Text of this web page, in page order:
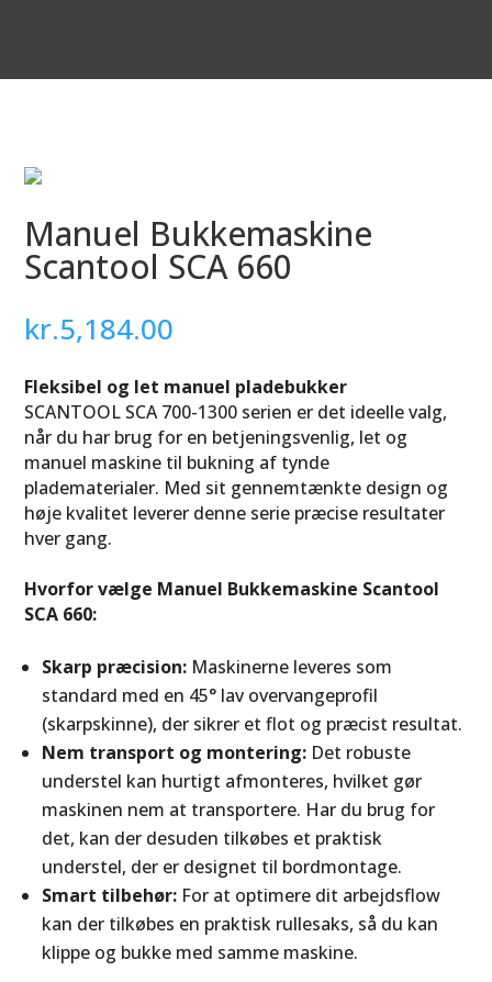
Manuel Bukkemaskine
Scantool SCA 660
kr.5,184.00
Fleksibel og let manuel pladebukker
SCANTOOL SCA 700-1300 serien er det ideelle valg,
når du har brug for en betjeningsvenlig, let og
manuel maskine til bukning af tynde
pladematerialer. Med sit gennemtænkte design og
høje kvalitet leverer denne serie præcise resultater
hver gang.
Hvorfor vælge Manuel Bukkemaskine Scantool
SCA 660:
Skarp præcision: Maskinerne leveres som
standard med en 45° lav overvangeprofil
(skarpskinne), der sikrer et flot og præcist resultat.
Nem transport og montering: Det robuste
understel kan hurtigt afmonteres, hvilket gør
maskinen nem at transportere. Har du brug for
det, kan der desuden tilkøbes et praktisk
understel, der er designet til bordmontage.
Smart tilbehør: For at optimere dit arbejdsflow
kan der tilkøbes en praktisk rullesaks, så du kan
klippe og bukke med samme maskine.